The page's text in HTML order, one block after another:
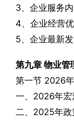
3、企业服务
4、企业经营
5、企业最新
第九章物业管
第一节 2026
一、 2026年宏
二、 2025年政